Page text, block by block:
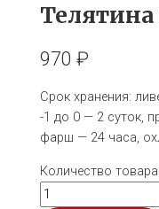
Телятина
970₽
Срок хранения:
-1 до 0 — 2 суток,
фарш — 24 часа,
Количество